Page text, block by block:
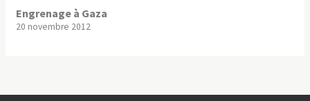
Engrenage à Gaza
20 novembre 2012